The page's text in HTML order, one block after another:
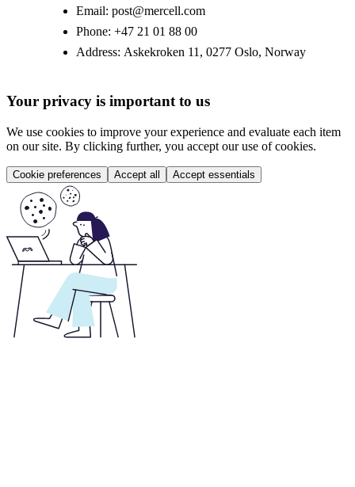
Email: post@mercell.com
Phone: +47 21 01 88 00
Address: Askekroken 11, 0277 Oslo, Norway
Your privacy is important to us
We use cookies to improve your experience and evaluate each item
on our site. By clicking further, you accept our use of cookies.
Cookie preferences Accept all Accept essentials